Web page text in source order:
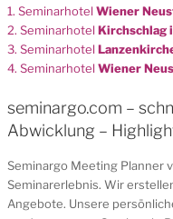
1. SeminarhotelWiener
2. SeminarhotelKirchschlag
3. Seminarhotel
4. SeminarhotelWiener
seminargo.com –
Abwicklung –
Seminargo Meeting Planner
Seminarerlebnis. Wir
Angebote. Unsere